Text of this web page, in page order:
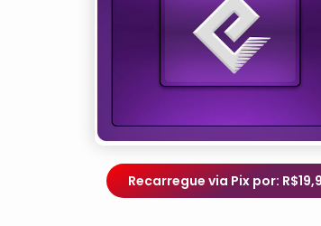
Recarregue via Pix por: